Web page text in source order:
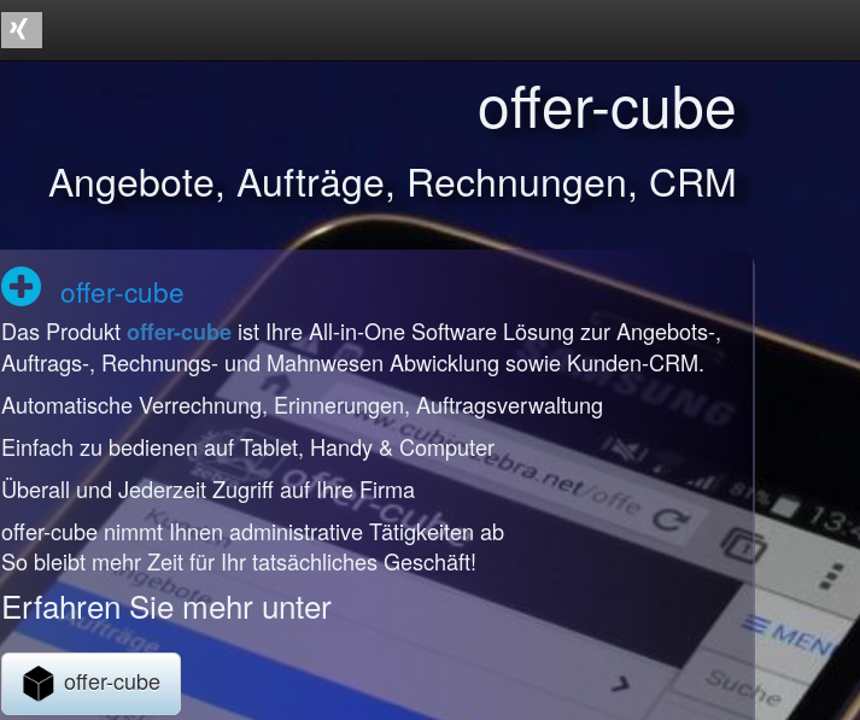
offer-cube
Angebote, Aufträge, Rechnungen, CRM
offer-cube
Das Produktoffer-cubeist Ihre All-in-One Software Lösung zur Angebots-,
Auftrags-, Rechnungs- und Mahnwesen Abwicklung sowie Kunden-CRM.
Automatische Verrechnung, Erinnerungen, Auftragsverwaltung
Einfach zu bedienen auf Tablet, Handy & Computer
Überall und Jederzeit Zugriff auf Ihre Firma
offer-cube nimmt Ihnen administrative Tätigkeiten ab
So bleibt mehr Zeit für Ihr tatsächliches Geschäft!
Erfahren Sie mehr unter
offer-cube